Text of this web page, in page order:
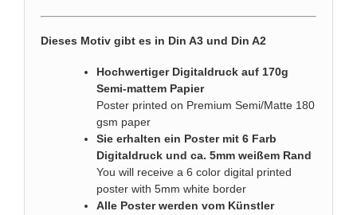
Dieses Motiv gibt es in Din A3 und Din A2
Hochwertiger Digitaldruck auf 170g
Semi-mattem Papier
Poster printed on Premium Semi/Matte 180
gsm paper
Sie erhalten ein Poster mit 6 Farb
Digitaldruck und ca. 5mm weißem Rand
You will receive a 6 color digital printed
poster with 5mm white border
Alle Poster werden vom Künstler